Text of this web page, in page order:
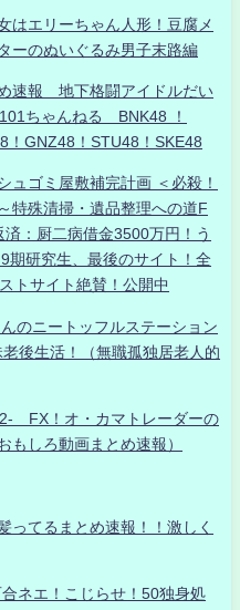
エリーちゃん人形！豆腐メ
ーのぬいぐるみ男子末路編
速報 地下格闘アイドルだい
ちゃんねる BNK48 ！
！GNZ48！STU48！SKE48
ュゴミ屋敷補完計画 ＜必殺！
特殊清掃・遺品整理への道F
：厨二病借金3500万円！う
期研究生、最後のサイト！全
トサイト絶賛！公開中
のニートッフルステーション
後生活！（無職孤独居老人的
FX！オ・カマトレーダーの
しろ動画まとめ速報）
ってるまとめ速報！！激しく
ネエ！こじらせ！50独身処